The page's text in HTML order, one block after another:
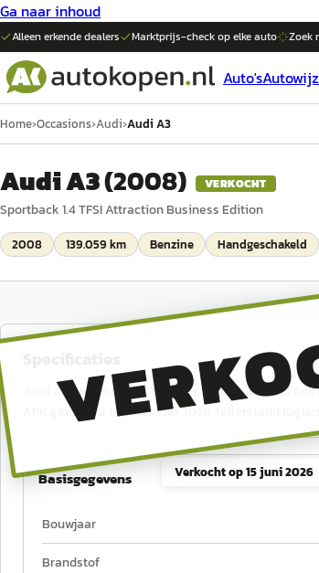
Ga naar inhoud
Alleen erkende dealers Marktprijs-check op elkeauto Zoek
Auto's
Home›Occasions›Audi›Audi A3
Audi A3(2008) VERKOCHT
Sportback 1.4 TFSI Attraction Business Edition
2008 139.059 km Benzine Handgeschakeld
Verkocht op15 juni 2026
Audi A3 Sportback 1.4 TFSI Attraction Business
APK geldig tot 12 november 2026, tellerstand
Basisgegevens
Bouwjaar
Brandstof